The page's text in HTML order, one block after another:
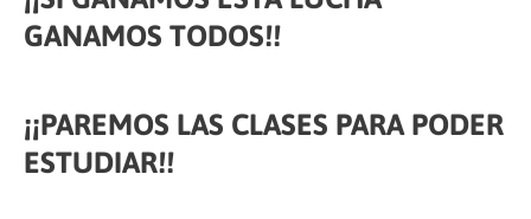
GANAMOS TODOS!!
¡¡PAREMOS LAS CLASES PARA PODER
ESTUDIAR!!